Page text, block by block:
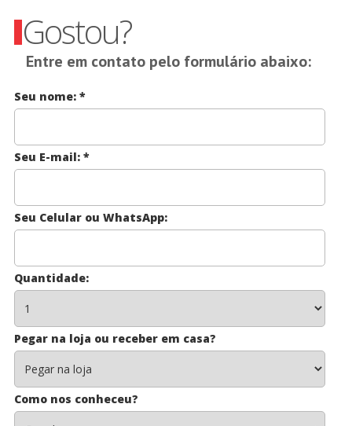
Gostou?
Entre em contato pelo formulário abaixo:
Seu nome: *
Seu E-mail: *
Seu Celular ou WhatsApp:
Quantidade:
Pegar na loja ou receber em casa?
Como nos conheceu?